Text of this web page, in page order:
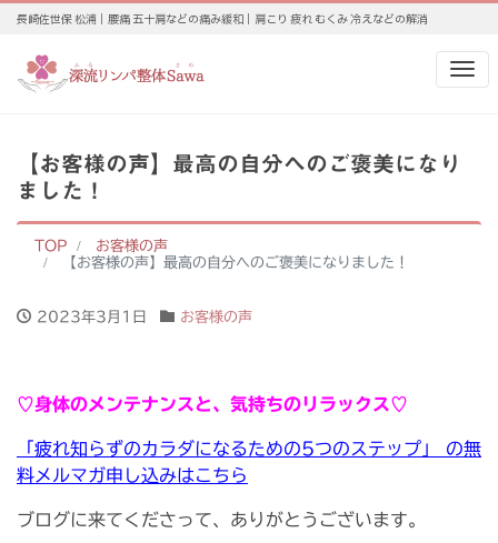
長崎佐世保 松浦｜腰痛 五十肩などの痛み緩和｜肩こり 疲れ むくみ 冷えなどの解消
【お客様の声】最高の自分へのご褒美になり
ました！
TOP
お客様の声
【お客様の声】最高の自分へのご褒美になりました！
2023年3月1日 お客様の声
♡身体のメンテナンスと、気持ちのリラックス♡
「疲れ知らずのカラダになるための5つのステップ」 の無
料メルマガ申し込みはこちら
ブログに来てくださって、ありがとうございます。